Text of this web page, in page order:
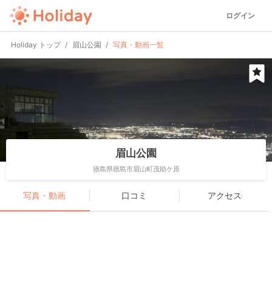
ログイン
Holiday トップ 眉山公園 写真・動画一覧
眉山公園
徳島県徳島市眉山町茂助ケ原
写真・動画 口コミ アクセス